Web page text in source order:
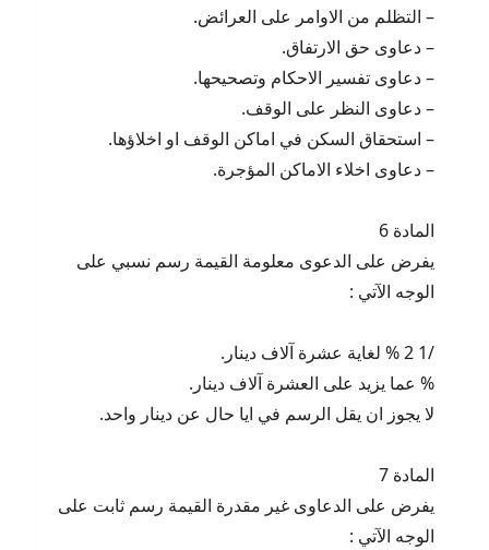
– التظلم من الاوامر على العرائض.
– دعاوى حق الارتفاق.
– دعاوى تفسير الاحكام وتصحيحها.
– دعاوى النظر على الوقف.
– استحقاق السكن في اماكن الوقف او اخلاؤها.
– دعاوى اخلاء الاماكن المؤجرة.
المادة 6
يفرض على الدعوى معلومة القيمة رسم نسبي على
الوجه الآتي :
/1 2 % لغاية عشرة آلاف دينار.
% عما يزيد على العشرة آلاف دينار.
لا يجوز ان يقل الرسم في ايا حال عن دينار واحد.
المادة 7
يفرض على الدعاوى غير مقدرة القيمة رسم ثابت على
الوجه الآتي :